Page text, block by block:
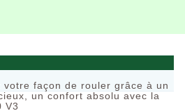
votre façon de rouler grâce à un
un confort absolu avec la
V3